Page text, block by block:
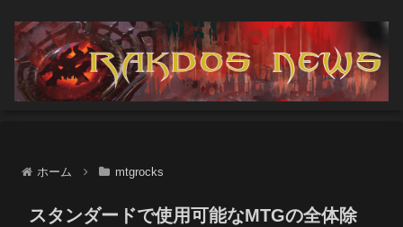
ホーム mtgrocks
スタンダードで使用可能なMTGの全体除